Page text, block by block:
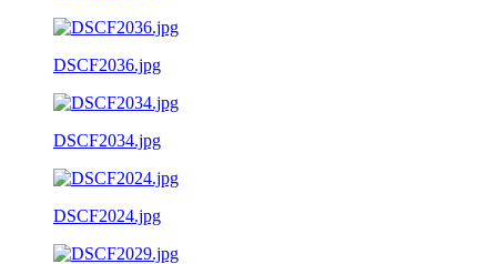
DSCF2036.jpg
DSCF2034.jpg
DSCF2024.jpg